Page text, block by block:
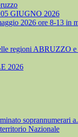
GIUGNO 2026
2026 ore 8-13 in
regioni ABRUZZO
2026
soprannumerari
Nazionale